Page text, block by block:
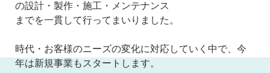
の設計・製作・施工・メンテナンス
までを一貫して行ってまいりました。
時代・お客様のニーズの変化に対応していく中で、今
年は新規事業もスタートします。